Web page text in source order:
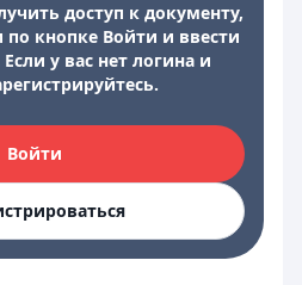
доступ к документу,
кнопке Войти и ввести
у вас нет логина и
Войти